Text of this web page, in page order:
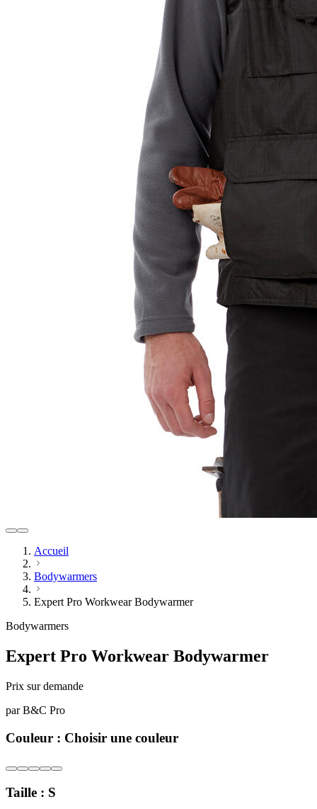
Accueil
Bodywarmers
Expert Pro Workwear Bodywarmer
Bodywarmers
Expert Pro Workwear Bodywarmer
Prix sur demande
par B&C Pro
Couleur : Choisir une couleur
Taille : S